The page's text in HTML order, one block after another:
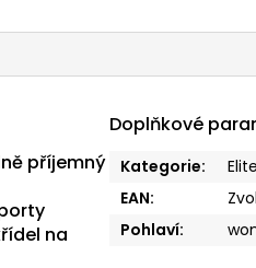
příjemný
na
Doplňkové
Kategorie:
Elite
EAN:
Pohlaví: